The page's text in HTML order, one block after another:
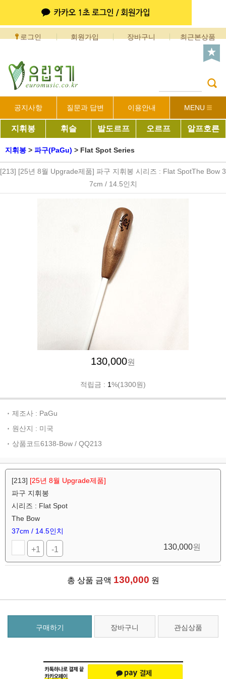
로그인 회원가입 장바구니 최근본상품
공지사항 질문과 답변 이용안내 MENU
지휘봉 휘슬 발도르프 오르프 알프호른
지휘봉 > 파구(PaGu) > Flat Spot Series
[213] [25년 8월 Upgrade제품] 파구 지휘봉 시리즈 : Flat SpotThe Bow 3
7cm / 14.5인치
130,000원
적립금 : 1%(1300원)
제조사 : PaGu
원산지 : 미국
상품코드6138-Bow / QQ213
[213] [25년 8월 Upgrade제품]
파구 지휘봉
시리즈 : Flat Spot
The Bow
37cm / 14.5인치
+1 -1 130,000원
총 상품 금액 130,000 원
구매하기 장바구니 관심상품